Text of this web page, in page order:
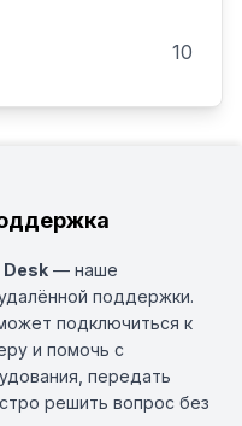
10
Desk — наше
поддержки.
подключиться к
и помочь с
передать
решить вопрос без